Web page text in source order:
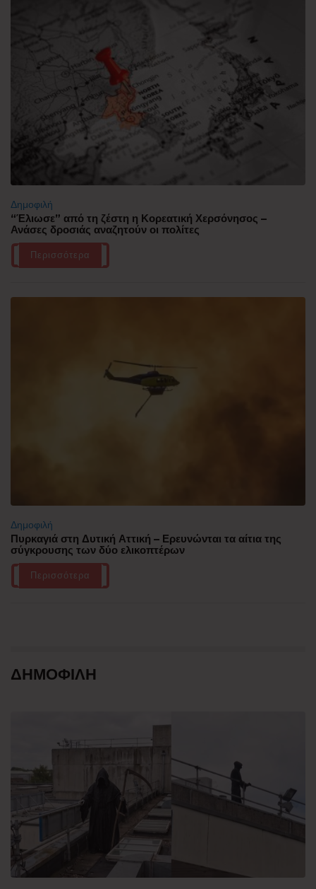
Δημοφιλή
“Έλιωσε” από τη ζέστη η Κορεατική Χερσόνησος –
Ανάσες δροσιάς αναζητούν οι πολίτες
Περισσότερα
Δημοφιλή
Πυρκαγιά στη Δυτική Αττική – Ερευνώνται τα αίτια της
σύγκρουσης των δύο ελικοπτέρων
Περισσότερα
ΔΗΜΟΦΙΛΗ